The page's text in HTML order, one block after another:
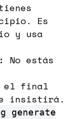
Es
y usa
No estás
el final
insistirá.
generate